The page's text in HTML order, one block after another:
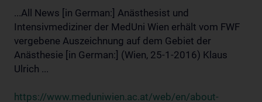
...All News [in German:] Anästhesist und
Intensivmediziner der MedUni Wien erhält vom FWF
vergebene Auszeichnung auf dem Gebiet der
Anästhesie [in German:] (Wien, 25-1-2016) Klaus
Ulrich ...
https://www.meduniwien.ac.at/web/en/about-